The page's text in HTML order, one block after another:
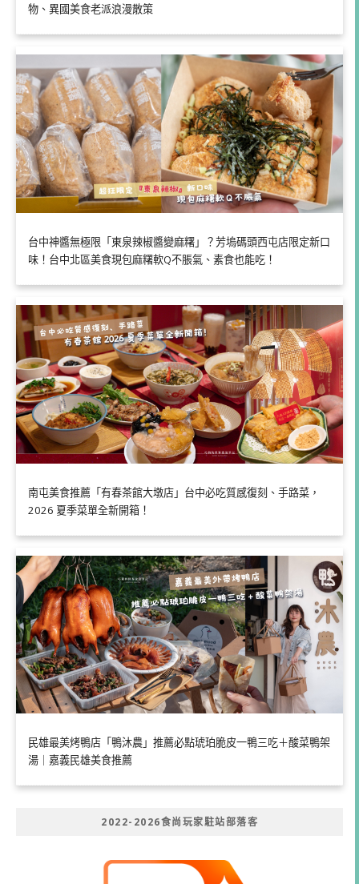
物、異國美食老派浪漫散策
台中神醬無極限「東泉辣椒醬變麻糬」？芳塢碼頭西屯店限定新口
味！台中北區美食現包麻糬軟Q不脹氣、素食也能吃！
南屯美食推薦「有春茶館大墩店」台中必吃質感復刻、手路菜，
2026 夏季菜單全新開箱！
民雄最美烤鴨店「鴨沐農」推薦必點琥珀脆皮一鴨三吃＋酸菜鴨架
湯｜嘉義民雄美食推薦
2022-2026食尚玩家駐站部落客